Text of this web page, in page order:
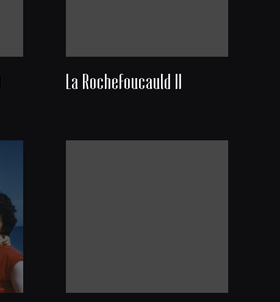
La Rochefoucauld II